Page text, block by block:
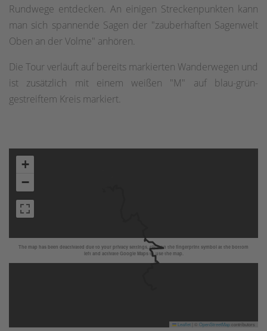
Rundwege entdecken. An einigen Streckenpunkten kann
man sich spannende Sagen der "zauberhaften Sagenwelt
Oben an der Volme" anhören.
Die Tour verläuft auf bereits markierten Wanderwegen und
ist zusätzlich mit einem weißen "M" auf blau-grün-
gestreiftem Kreis markiert.
The map has been deactivated due to your privacy settings, click on the fingerprint symbol at the bottom
left and activate Google Maps to use the map.
+
−
Leaflet OpenStreetMapcontributors